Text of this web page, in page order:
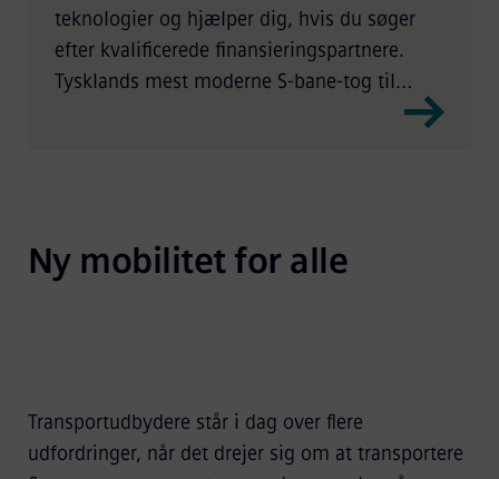
teknologier og hjælper dig, hvis du søger
efter kvalificerede finansieringspartnere.
Tysklands mest moderne S-bane-tog til
Ny mobilitet for alle
Transportudbydere står i dag over flere
udfordringer, når det drejer sig om at transportere